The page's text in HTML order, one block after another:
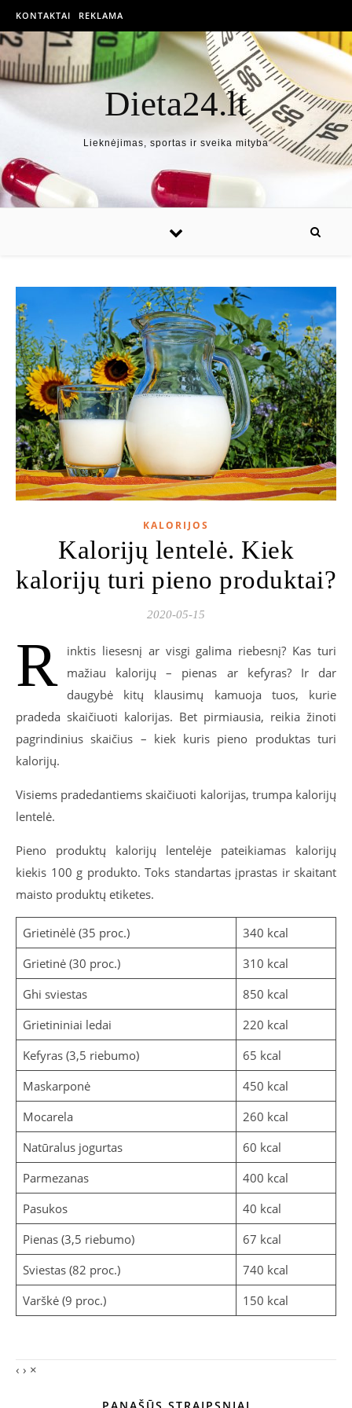
KONTAKTAI REKLAMA
Dieta24.lt
Lieknėjimas, sportas ir sveika mityba
KALORIJOS
Kalorijų lentelė. Kiek
kalorijų turi pieno produktai?
2020-05-15
R
inktis liesesnį ar visgi galima riebesnį? Kas turi
mažiau kalorijų – pienas ar kefyras? Ir dar
daugybė kitų klausimų kamuoja tuos, kurie
pradeda skaičiuoti kalorijas. Bet pirmiausia, reikia žinoti
pagrindinius skaičius – kiek kuris pieno produktas turi
kalorijų.
Visiems pradedantiems skaičiuoti kalorijas, trumpa kalorijų
lentelė.
Pieno produktų kalorijų lentelėje pateikiamas kalorijų
kiekis 100 g produkto. Toks standartas įprastas ir skaitant
maisto produktų etiketes.
Grietinėlė (35 proc.)
340 kcal
Grietinė (30 proc.)
310 kcal
Ghi sviestas
850 kcal
Grietininiai ledai
220 kcal
Kefyras (3,5 riebumo)
65 kcal
Maskarponė
450 kcal
Mocarela
260 kcal
Natūralus jogurtas
60 kcal
Parmezanas
400 kcal
Pasukos
40 kcal
Pienas (3,5 riebumo)
67 kcal
Sviestas (82 proc.)
740 kcal
Varškė (9 proc.)
150 kcal
‹ › ×